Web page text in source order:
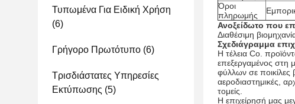
Τυπωμένα Για Ειδική Χρήση
(6)
Γρήγορο Πρωτότυπο (6)
Τρισδιάστατες Υπηρεσίες
Εκτύπωσης (5)
Όροι
πληρωμής
Ανοξείδωτο που
Διαθέσιμη
Σχεδιάγραμμα
Η τέλεια Co.
επεξεργαμένος στη
φύλλων σε ποικίλες
αεροδιαστημικές,
τομείς.
Η επιχείρησή μας